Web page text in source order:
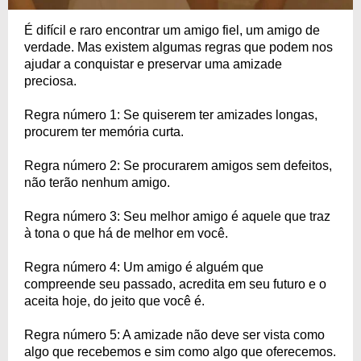
É difícil e raro encontrar um amigo fiel, um amigo de
verdade. Mas existem algumas regras que podem nos
ajudar a conquistar e preservar uma amizade
preciosa.
Regra número 1: Se quiserem ter amizades longas,
procurem ter memória curta.
Regra número 2: Se procurarem amigos sem defeitos,
não terão nenhum amigo.
Regra número 3: Seu melhor amigo é aquele que traz
à tona o que há de melhor em você.
Regra número 4: Um amigo é alguém que
compreende seu passado, acredita em seu futuro e o
aceita hoje, do jeito que você é.
Regra número 5: A amizade não deve ser vista como
algo que recebemos e sim como algo que oferecemos.